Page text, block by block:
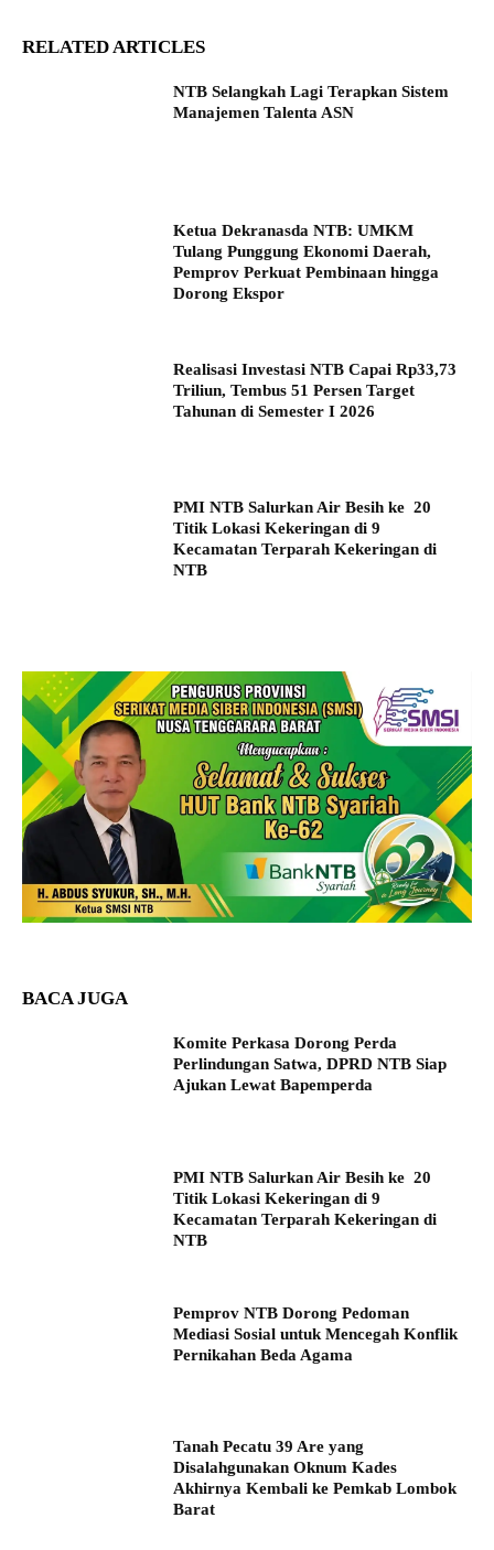
RELATED ARTICLES
NTB Selangkah Lagi Terapkan Sistem
Manajemen Talenta ASN
Ketua Dekranasda NTB: UMKM
Tulang Punggung Ekonomi Daerah,
Pemprov Perkuat Pembinaan hingga
Dorong Ekspor
Realisasi Investasi NTB Capai Rp33,73
Triliun, Tembus 51 Persen Target
Tahunan di Semester I 2026
PMI NTB Salurkan Air Besih ke 20
Titik Lokasi Kekeringan di 9
Kecamatan Terparah Kekeringan di
NTB
BACA JUGA
Komite Perkasa Dorong Perda
Perlindungan Satwa, DPRD NTB Siap
Ajukan Lewat Bapemperda
PMI NTB Salurkan Air Besih ke 20
Titik Lokasi Kekeringan di 9
Kecamatan Terparah Kekeringan di
NTB
Pemprov NTB Dorong Pedoman
Mediasi Sosial untuk Mencegah Konflik
Pernikahan Beda Agama
Tanah Pecatu 39 Are yang
Disalahgunakan Oknum Kades
Akhirnya Kembali ke Pemkab Lombok
Barat